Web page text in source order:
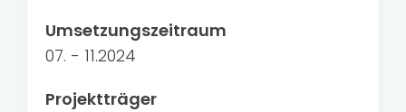
Umsetzungszeitraum
07. - 11.2024
Projektträger